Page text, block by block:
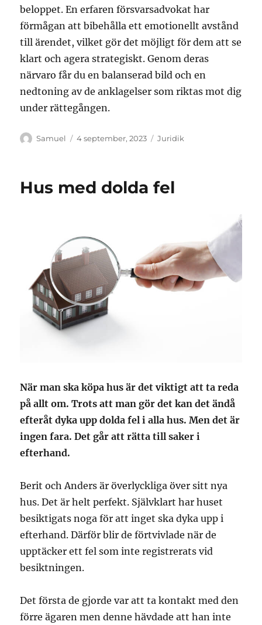
beloppet. En erfaren försvarsadvokat har
förmågan att bibehålla ett emotionellt avstånd
till ärendet, vilket gör det möjligt för dem att se
klart och agera strategiskt. Genom deras
närvaro får du en balanserad bild och en
nedtoning av de anklagelser som riktas mot dig
under rättegången.
Författare
Samuel
Publicerat
4 september, 2023 Kategorier
Juridik
Hus med dolda fel
När man ska köpa hus är det viktigt att ta reda
på allt om. Trots att man gör det kan det ändå
efteråt dyka upp dolda fel i alla hus. Men det är
ingen fara. Det går att rätta till saker i
efterhand.
Berit och Anders är överlyckliga över sitt nya
hus. Det är helt perfekt. Självklart har huset
besiktigats noga för att inget ska dyka upp i
efterhand. Därför blir de förtvivlade när de
upptäcker ett fel som inte registrerats vid
besiktningen.
Det första de gjorde var att ta kontakt med den
förre ägaren men denne hävdade att han inte